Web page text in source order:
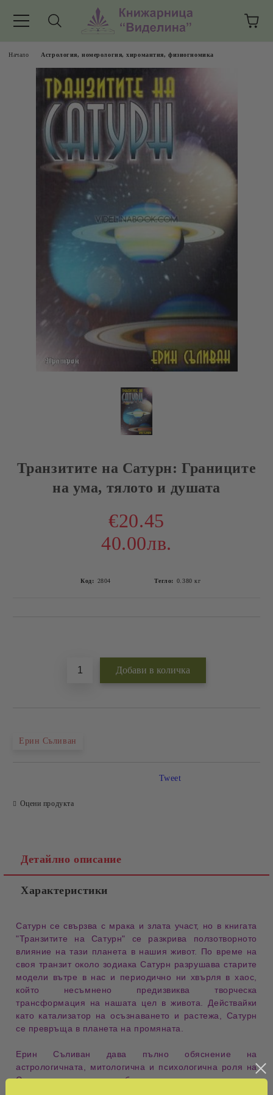
Начало Астрология, номерология, хиромантия, физиогномика
Транзитите на Сатурн: Границите
на ума, тялото и душата
€20.45
40.00лв.
Код: 2804 Тегло: 0.380 кг
Ерин Съливан
Оцени продукта
Tweet
Детайлно описание
Характеристики
Сатурнсе свързва с мрака и злата участ, но в книгата
"Транзитите на Сатурн" се разкрива ползотворното
влияние на тази планета в нашия живот. По време на
своя транзит около зодиака Сатурн разрушава старите
модели вътре в нас и периодично ни хвърля в хаос,
който несъмнено предизвиква творческа
трансформация на нашата цел в живота. Действайки
като катализатор
на осъзнаването и растежа, Сатурн
се превръща в планета на промяната.
Ерин Съливан
дава пълно обяснение на
астрологичната, митологична и психологична роля на
Сатурн като източник на божественото недоволство, от